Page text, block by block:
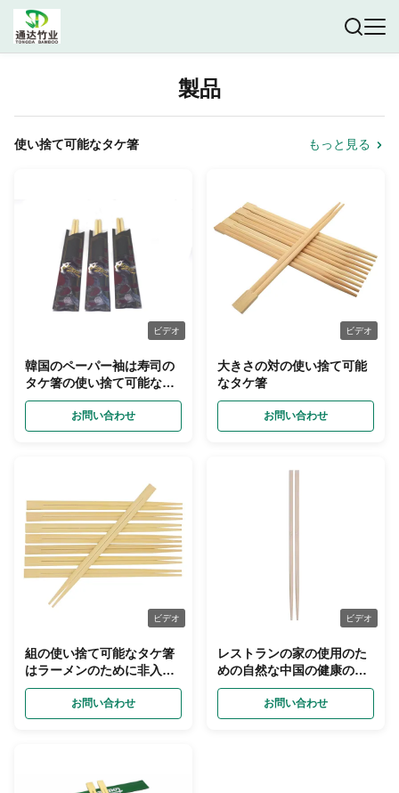
製品
使い捨て可能なタケ箸 もっと見る
ビデオ
韓国のペーパー袖は寿司の
タケ箸の使い捨て可能な注
文のロゴをカバーする
お問い合わせ
ビデオ
大きさの対の使い捨て可能
なタケ箸
お問い合わせ
ビデオ
組の使い捨て可能なタケ箸
はラーメンのために非入れ
る
お問い合わせ
ビデオ
レストランの家の使用のた
めの自然な中国の健康の木
のタケ箸
お問い合わせ